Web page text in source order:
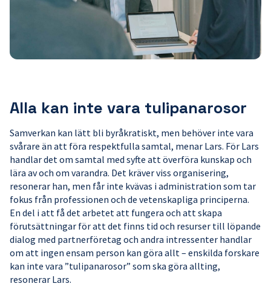
Alla kan inte vara tulipanarosor
Samverkan kan lätt bli byråkratiskt, men behöver inte vara
svårare än att föra respektfulla samtal, menar Lars. För Lars
handlar det om samtal med syfte att överföra kunskap och
lära av och om varandra. Det kräver viss organisering,
resonerar han, men får inte kvävas i administration som tar
fokus från professionen och de vetenskapliga principerna.
En del i att få det arbetet att fungera och att skapa
förutsättningar för att det finns tid och resurser till löpande
dialog med partnerföretag och andra intressenter handlar
om att ingen ensam person kan göra allt – enskilda forskare
kan inte vara ”tulipanarosor” som ska göra allting,
resonerar Lars.